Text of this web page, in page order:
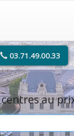
03.71.49.00.33
au